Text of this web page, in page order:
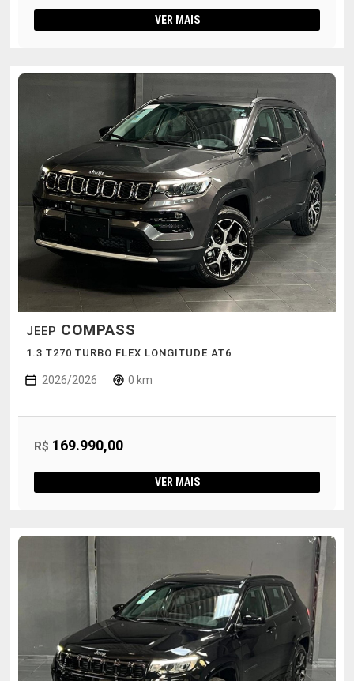
VER MAIS
JEEP COMPASS
1.3 T270 TURBO FLEX LONGITUDE AT6
2026/2026 0 km
R$ 169.990,00
VER MAIS